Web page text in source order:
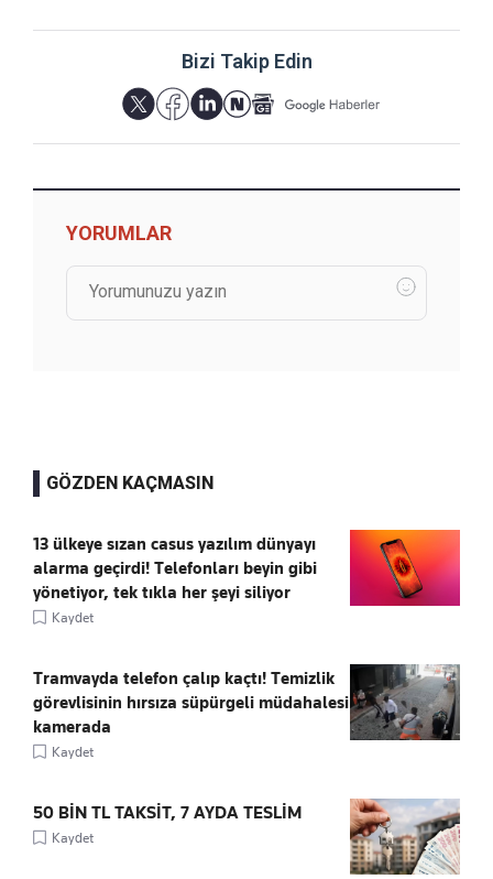
Bizi Takip Edin
YORUMLAR
GÖZDEN KAÇMASIN
13 ülkeye sızan casus yazılım dünyayı
alarma geçirdi! Telefonları beyin gibi
yönetiyor, tek tıkla her şeyi siliyor
Kaydet
Tramvayda telefon çalıp kaçtı! Temizlik
görevlisinin hırsıza süpürgeli müdahalesi
kamerada
Kaydet
50 BİN TL TAKSİT, 7 AYDA TESLİM
Kaydet